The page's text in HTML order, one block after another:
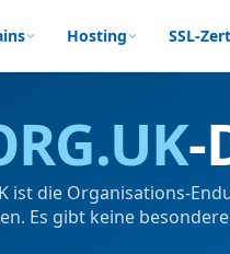
Hosting SSL-
-
ist die Organisations-
Es gibt keine